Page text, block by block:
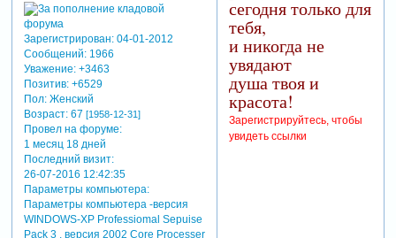
Зарегистрирован: 04-01-2012
Сообщений:1966
Уважение: +3463
Позитив: +6529
Пол:Женский
Возраст:67 [1958-12-31]
Провел на форуме:
1 месяц 18 дней
Последний визит:
26-07-2016 12:42:35
Параметры компьютера:
Параметры компьютера -версия
WINDOWS-XP Professiomal Sepuise
Pack 3 . версия 2002 Core Processer
сегодня только для
тебя,
и никогда не
увядают
душа твоя и
красота!
Зарегистрируйтесь, чтобы
увидеть ссылки